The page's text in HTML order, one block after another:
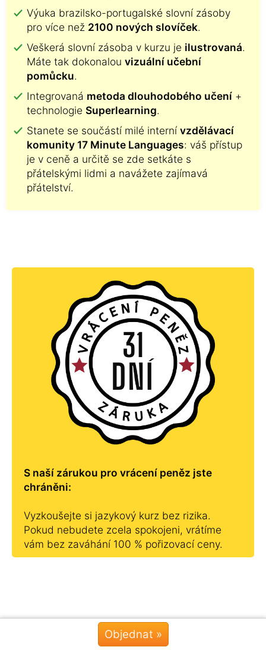
Výuka brazilsko-portugalské slovní zásoby
pro více než 2100 nových slovíček.
Veškerá slovní zásoba v kurzu je ilustrovaná.
Máte tak dokonalou vizuální učební
pomůcku.
Integrovaná metoda dlouhodobého učení +
technologie Superlearning.
Stanete se součástí milé internívzdělávací
komunity 17 Minute Languages: váš přístup
je v ceně a určitě se zde setkáte s
přátelskými lidmi a navážete zajímavá
přátelství.
Objednat »
S naší zárukou pro vrácení peněz jste
chráněni:
Vyzkoušejte si jazykový kurz bez rizika.
Pokud nebudete zcela spokojeni, vrátíme
vám bez zaváhání 100 % pořizovací ceny.
Znalost dalšího cizího jazyka má tuto
Chat »